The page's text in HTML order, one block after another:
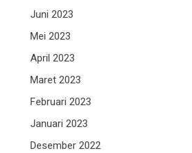
Juni 2023
Mei 2023
April 2023
Maret 2023
Februari 2023
Januari 2023
Desember 2022